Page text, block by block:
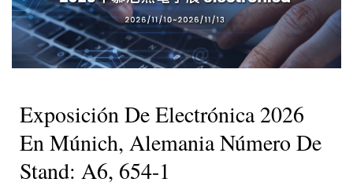
Exposición De Electrónica 2026
En Múnich, Alemania Número De
Stand: A6, 654-1